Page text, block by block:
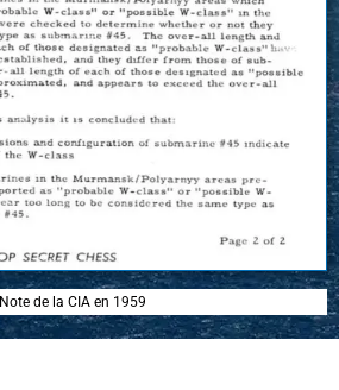
Note de la CIA en 1959